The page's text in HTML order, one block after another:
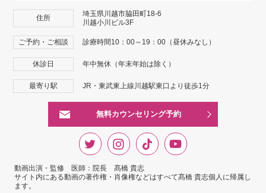
住所
埼玉県川越市脇田町18-6
川越小川ビル3F
ご予約・ご相談 診療時間10：00～19：00（昼休みなし）
休診日 年中無休（年末年始は除く）
最寄り駅 JR・東武東上線川越駅東口より徒歩1分
無料カウンセリング予約
動画出演・監修 医師：院長 髙橋 貴志
サイト内にある動画の著作権・肖像権などはすべて髙橋 貴志個人に帰属し
ます。